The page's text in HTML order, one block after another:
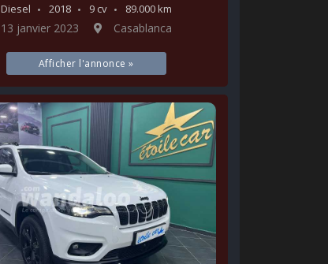
Diesel 2018 9 cv 89.000 km
13 janvier 2023 Casablanca
Afficher l'annonce »